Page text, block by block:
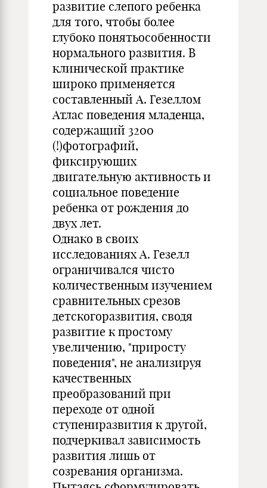
развитие слепого ребенка
для того, чтобы более
глубоко понятьособенности
нормального развития. В
клинической практике
широко применяется
составленный А. Гезеллом
Атлас поведения младенца,
содержащий 3200
(!)фотографий,
фиксирующих
двигательную активность и
социальное поведение
ребенка от рождения до
двух лет.
Однако в своих
исследованиях А. Гезелл
ограничивался чисто
количественным изучением
сравнительных срезов
детскогоразвития, сводя
развитие к простому
увеличению, "приросту
поведения", не анализируя
качественных
преобразований при
переходе от одной
ступениразвития к другой,
подчеркивал зависимость
развития лишь от
созревания организма.